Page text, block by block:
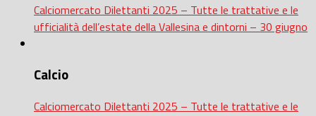
Calciomercato Dilettanti 2025 – Tutte le trattative e le
ufficialità dell’estate della Vallesina e dintorni – 30 giugno
Calcio
Calciomercato Dilettanti 2025 – Tutte le trattative e le